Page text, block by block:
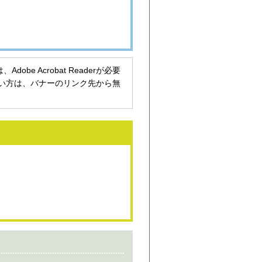
、Adobe Acrobat Readerが必要
方は、バナーのリンク先から無